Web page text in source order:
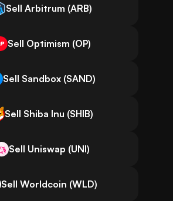
Sell Arbitrum (ARB)
Sell Optimism (OP)
Sell Sandbox (SAND)
Sell Shiba Inu (SHIB)
Sell Uniswap (UNI)
Sell Worldcoin (WLD)